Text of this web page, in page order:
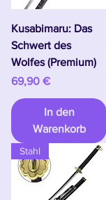
Kusabimaru: Das
Schwert des
Wolfes (Premium)
Preis
69,90 €
In den
Warenkorb
Stahl